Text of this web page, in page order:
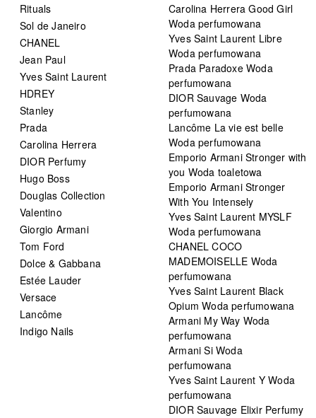
Rituals
Sol de Janeiro
CHANEL
Jean Paul
Yves Saint Laurent
HDREY
Stanley
Prada
Carolina Herrera
DIOR Perfumy
Hugo Boss
Douglas Collection
Valentino
Giorgio Armani
Tom Ford
Dolce & Gabbana
Estée Lauder
Versace
Lancôme
Indigo Nails
Carolina Herrera Good Girl
Woda perfumowana
Yves Saint Laurent Libre
Woda perfumowana
Prada Paradoxe Woda
perfumowana
DIOR Sauvage Woda
perfumowana
Lancôme La vie est belle
Woda perfumowana
Emporio Armani Stronger with
you Woda toaletowa
Emporio Armani Stronger
With You Intensely
Yves Saint Laurent MYSLF
Woda perfumowana
CHANEL COCO
MADEMOISELLE Woda
perfumowana
Yves Saint Laurent Black
Opium Woda perfumowana
Armani My Way Woda
perfumowana
Armani Si Woda
perfumowana
Yves Saint Laurent Y Woda
perfumowana
DIOR Sauvage Elixir Perfumy